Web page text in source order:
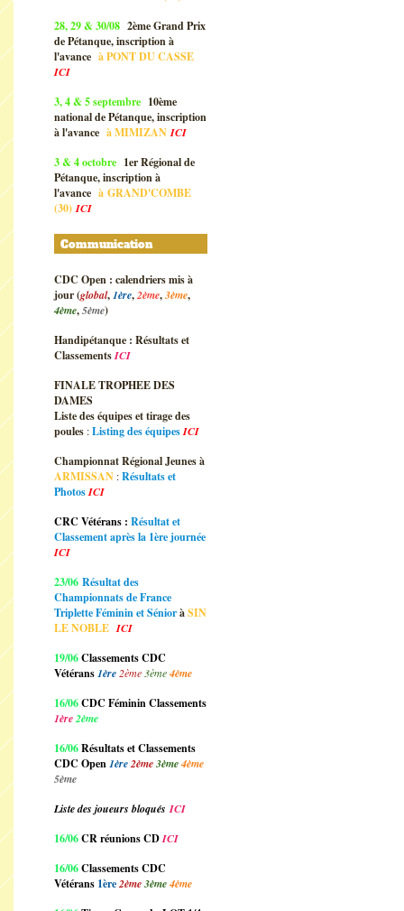
28, 29 & 30/08 2ème Grand Prix
de Pétanque, inscription à
l'avance àPONT DU CASSE
ICI
3, 4 & 5 septembre 10ème
national de Pétanque, inscription
à l'avance àMIMIZAN ICI
3 & 4 octobre 1er Régional de
Pétanque, inscription à
l'avance à GRAND'COMBE
(30) ICI
Communication
CDC Open : calendriers mis à
jour (global,1ère,2ème,3ème,
4ème,5ème)
Handipétanque : Résultats et
ClassementsICI
FINALE TROPHEE DES
DAMES
Liste des équipes et tirage des
poules :Listing des équipesICI
Championnat Régional Jeunes à
ARMISSAN :Résultats et
PhotosICI
CRC Vétérans : Résultat et
Classement après la 1ère journée
ICI
23/06 Résultat des
Championnats de France
Triplette Féminin et SénioràSIN
LE NOBLEICI
19/06Classements CDC
Vétérans1ère 2ème 3ème4ème
16/06CDC Féminin Classements
1ère2ème
16/06Résultats et Classements
CDC Open1ère2ème3ème4ème
5ème
Liste des joueurs bloqués ICI
16/06CR réunions CDICI
16/06Classements CDC
Vétérans 1ère2ème3ème4ème